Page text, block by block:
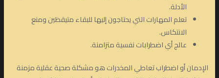
الأدلة.
تعلم المهارات التي يحتاجون إليها للبقاء متيقظين ومنع
الانتكاس.
عالج أي اضطرابات نفسية متزامنة.
الإدمان أو اضطراب تعاطي المخدرات هو مشكلة صحية عقلية مزمنة